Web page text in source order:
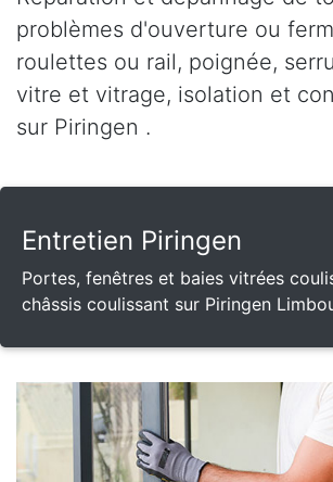
problèmes d'ouverture ou
roulettes ou rail, poignée,
vitre et vitrage, isolation et
sur Piringen .
Entretien Piringen
Portes, fenêtres et baies vitrées
châssis coulissant sur Piringen